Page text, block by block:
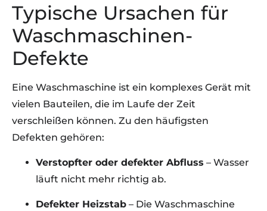
Typische Ursachen für
Waschmaschinen-
Defekte
Eine Waschmaschine ist ein komplexes Gerät mit
vielen Bauteilen, die im Laufe der Zeit
verschleißen können. Zu den häufigsten
Defekten gehören:
Verstopfter oder defekter Abfluss – Wasser
läuft nicht mehr richtig ab.
Defekter Heizstab – Die Waschmaschine